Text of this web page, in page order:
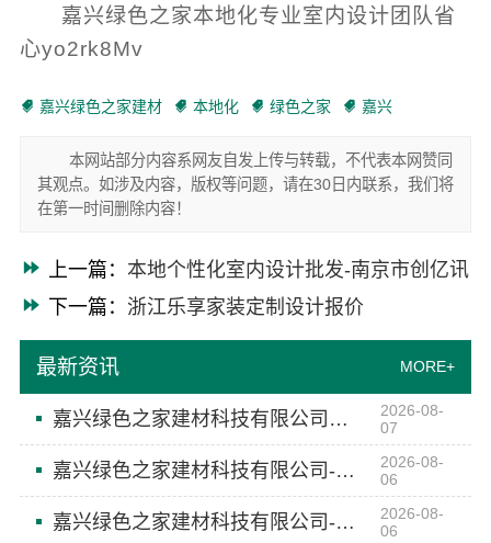
嘉兴绿色之家本地化专业室内设计团队省
心yo2rk8Mv
嘉兴绿色之家建材 本地化 绿色之家 嘉兴
本网站部分内容系网友自发上传与转载，不代表本网赞同
其观点。如涉及内容，版权等问题，请在30日内联系，我们将
在第一时间删除内容！
上一篇： 本地个性化室内设计批发-南京市创亿讯
下一篇： 浙江乐享家装定制设计报价
最新资讯 MORE+
嘉兴绿色之家建材科技有限公司：同城口碑家装机构实惠
2026-08-
07
嘉兴绿色之家建材科技有限公司-本地知名房屋装修服务环保
2026-08-
06
嘉兴绿色之家建材科技有限公司-同城专业家装团队环保
2026-08-
06